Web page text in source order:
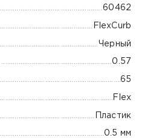
60462
FlexCurb
Черный
0.57
65
Flex
Пластик
0.5 мм